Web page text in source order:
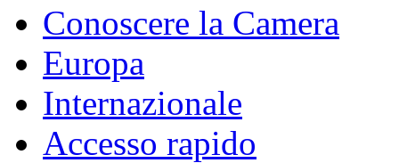
Conoscere la Camera
Europa
Internazionale
Accesso rapido